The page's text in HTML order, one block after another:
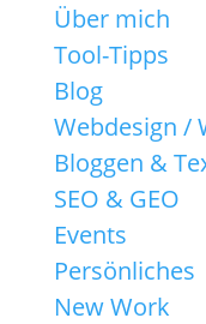
Über mich
Tool-Tipps
Blog
Webdesign /
Bloggen &
SEO & GEO
Events
Persönliches
New Work